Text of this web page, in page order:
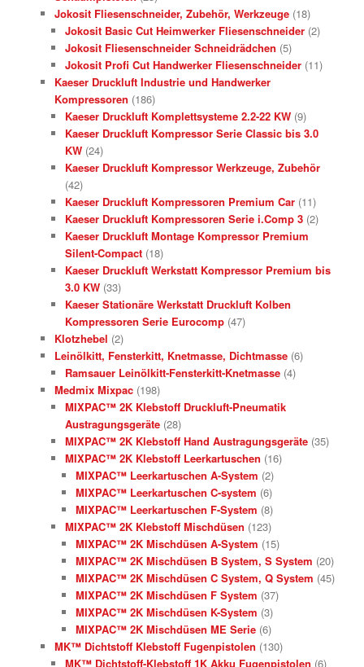
Jokosit Fliesenschneider, Zubehör, Werkzeuge (18)
Jokosit Basic Cut Heimwerker Fliesenschneider (2)
Jokosit Fliesenschneider Schneidrädchen (5)
Jokosit Profi Cut Handwerker Fliesenschneider (11)
Kaeser Druckluft Industrie und Handwerker
Kompressoren (186)
Kaeser Druckluft Komplettsysteme 2.2-22 KW (9)
Kaeser Druckluft Kompressor Serie Classic bis 3.0
KW (24)
Kaeser Druckluft Kompressor Werkzeuge, Zubehör
(42)
Kaeser Druckluft Kompressoren Premium Car (11)
Kaeser Druckluft Kompressoren Serie i.Comp 3 (2)
Kaeser Druckluft Montage Kompressor Premium
Silent-Compact (18)
Kaeser Druckluft Werkstatt Kompressor Premium bis
3.0 KW (33)
Kaeser Stationäre Werkstatt Druckluft Kolben
Kompressoren Serie Eurocomp (47)
Klotzhebel (2)
Leinölkitt, Fensterkitt, Knetmasse, Dichtmasse (6)
Ramsauer Leinölkitt-Fensterkitt-Knetmasse (4)
Medmix Mixpac (198)
MIXPAC™ 2K Klebstoff Druckluft-Pneumatik
Austragungsgeräte (28)
MIXPAC™ 2K Klebstoff Hand Austragungsgeräte (35)
MIXPAC™ 2K Klebstoff Leerkartuschen (16)
MIXPAC™ Leerkartuschen A-System (2)
MIXPAC™ Leerkartuschen C-system (6)
MIXPAC™ Leerkartuschen F-System (8)
MIXPAC™ 2K Klebstoff Mischdüsen (123)
MIXPAC™ 2K Mischdüsen A-System (15)
MIXPAC™ 2K Mischdüsen B System, S System (20)
MIXPAC™ 2K Mischdüsen C System, Q System (45)
MIXPAC™ 2K Mischdüsen F System (37)
MIXPAC™ 2K Mischdüsen K-System (3)
MIXPAC™ 2K Mischdüsen ME Serie (6)
MK™ Dichtstoff Klebstoff Fugenpistolen (130)
MK™ Dichtstoff-Klebstoff 1K Akku Fugenpistolen (6)